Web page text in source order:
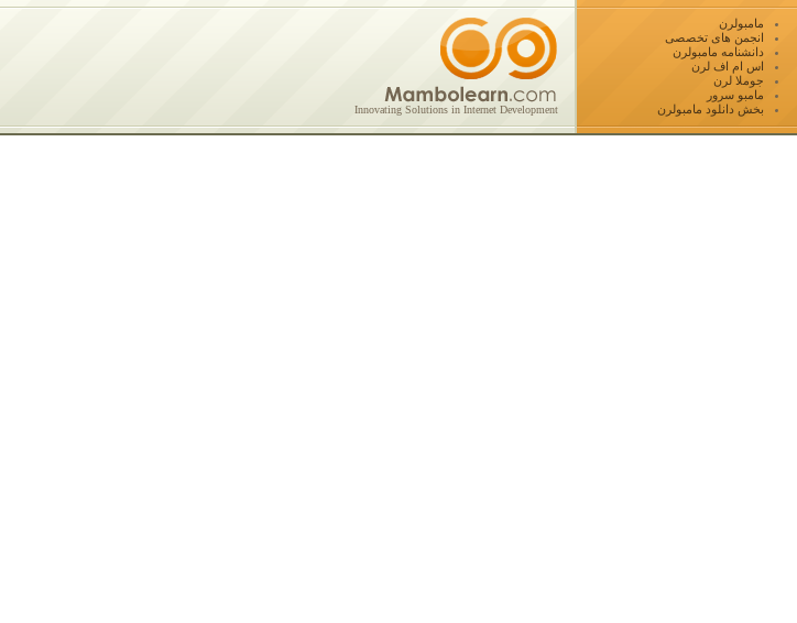
مامبولرن
انجمن های تخصصی
دانشنامه مامبولرن
اس ام اف لرن
جوملا لرن
مامبو سرور
بخش دانلود مامبولرن
Innovating Solutions in Internet Development